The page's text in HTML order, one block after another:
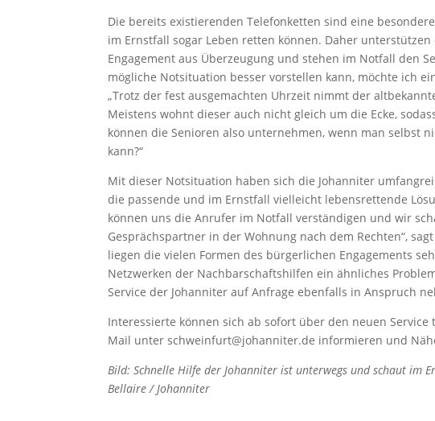
Die bereits existierenden Telefonketten sind eine
im Ernstfall sogar Leben retten können. Daher
Engagement aus Überzeugung und stehen im Notfall den
mögliche Notsituation besser vorstellen kann, möchte ich
„Trotz der fest ausgemachten Uhrzeit nimmt der
Meistens wohnt dieser auch nicht gleich um die Ecke,
können die Senioren also unternehmen, wenn man selbst
kann?“
Mit dieser Notsituation haben sich die Johanniter
die passende und im Ernstfall vielleicht lebensrettende
können uns die Anrufer im Notfall verständigen und wir
Gesprächspartner in der Wohnung nach dem Rechten“,
liegen die vielen Formen des bürgerlichen Engagements
Netzwerken der Nachbarschaftshilfen ein ähnliches
Service der Johanniter auf Anfrage ebenfalls in Anspruch
Interessierte können sich ab sofort über den neuen Service
Mail unter schweinfurt@johanniter.de informieren und
Bild: Schnelle Hilfe der Johanniter ist unterwegs und schaut im
Bellaire / Johanniter